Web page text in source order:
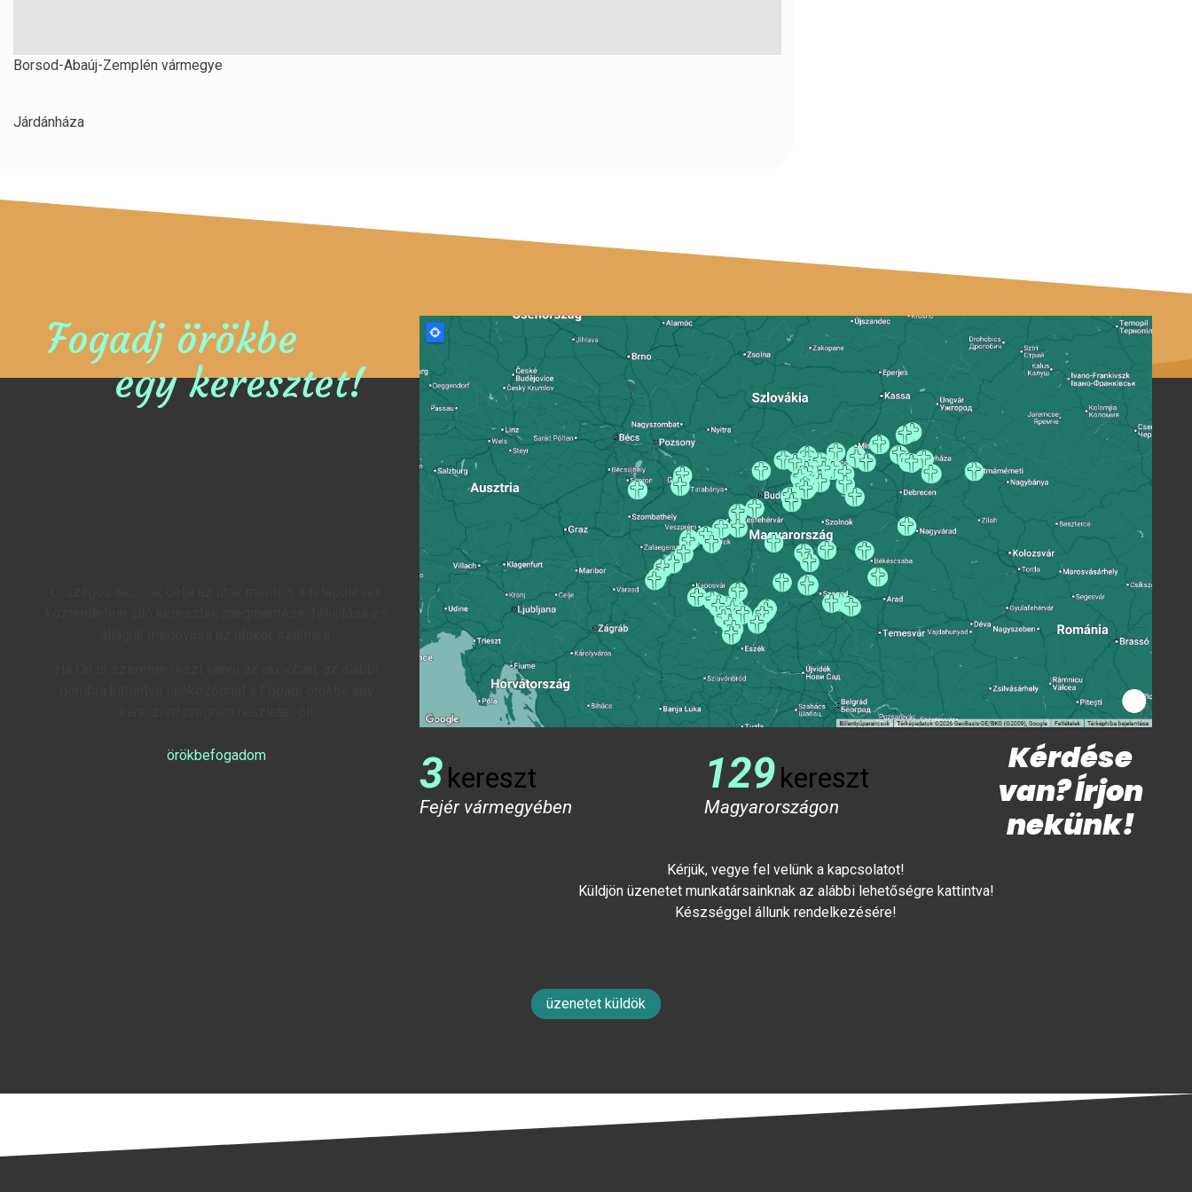
Borsod-Abaúj-Zemplén vármegye
Járdánháza
Fogadj örökbe
egy keresztet!
örökbefogadom 3kereszt
Fejér vármegyében
129kereszt
Magyarországon
Kérdése
van? Írjon
nekünk!
Kérjük, vegye fel velünk a kapcsolatot!
Küldjön üzenetet munkatársainknak az alábbi lehetőségre kattintva!
Készséggel állunk rendelkezésére!
üzenetet küldök